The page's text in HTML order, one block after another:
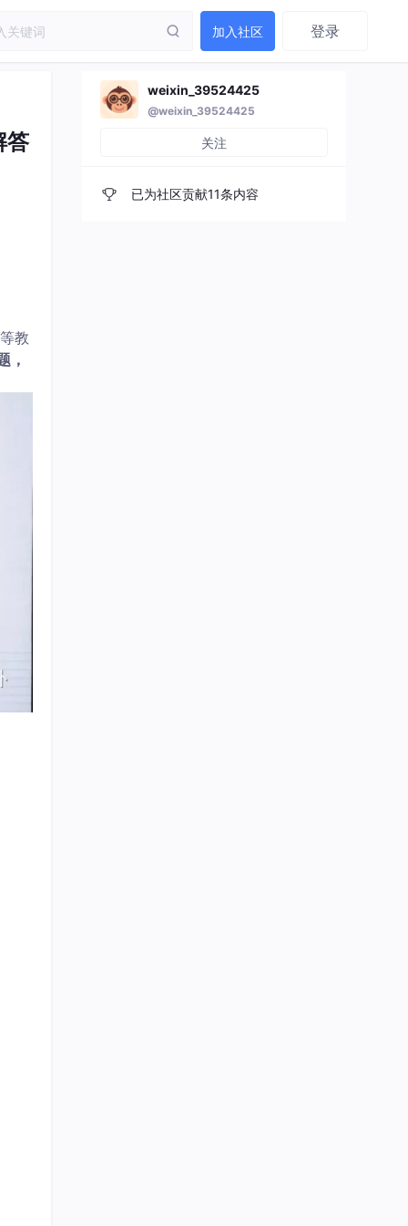
加入社区 登录
答
教
，
weixin_39524425
@weixin_39524425
关注
已为社区贡献11条内容